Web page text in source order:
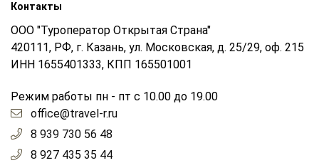
Контакты
ООО "Туроператор Открытая Страна"
420111, РФ, г. Казань, ул. Московская, д. 25/29, оф. 215
ИНН 1655401333, КПП 165501001
Режим работы пн - пт с 10.00 до 19.00
office@travel-r.ru
8 939 730 56 48
8 927 435 35 44